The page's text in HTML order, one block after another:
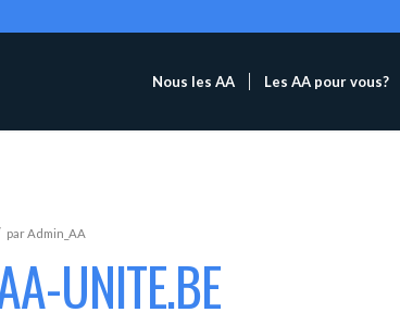
Nous les AA Les AA pour vous?
parAdmin_AA
UNITE.BE